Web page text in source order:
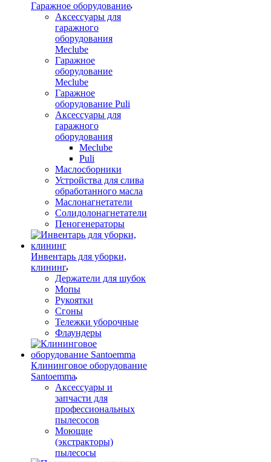
Гаражное оборудование
Аксессуары для
гаражного
оборудования
Meclube
Гаражное
оборудование
Meclube
Гаражное
оборудование Puli
Аксессуары для
гаражного
оборудования
Meclube
Puli
Маслосборники
Устройства для слива
обработанного масла
Маслонагнетатели
Солидолонагнетатели
Пеногенераторы
Инвентарь для уборки,
клининг
Держатели для шубок
Мопы
Рукоятки
Сгоны
Тележки уборочные
Флаундеры
Клининговое оборудование
Santoemma
Аксессуары и
запчасти для
профессиональных
пылесосов
Моющие
(экстракторы)
пылесосы